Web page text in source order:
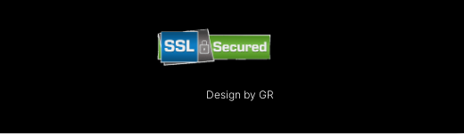
Design by GR